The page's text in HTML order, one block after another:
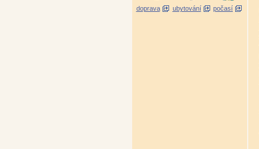
doprava ubytování počasí